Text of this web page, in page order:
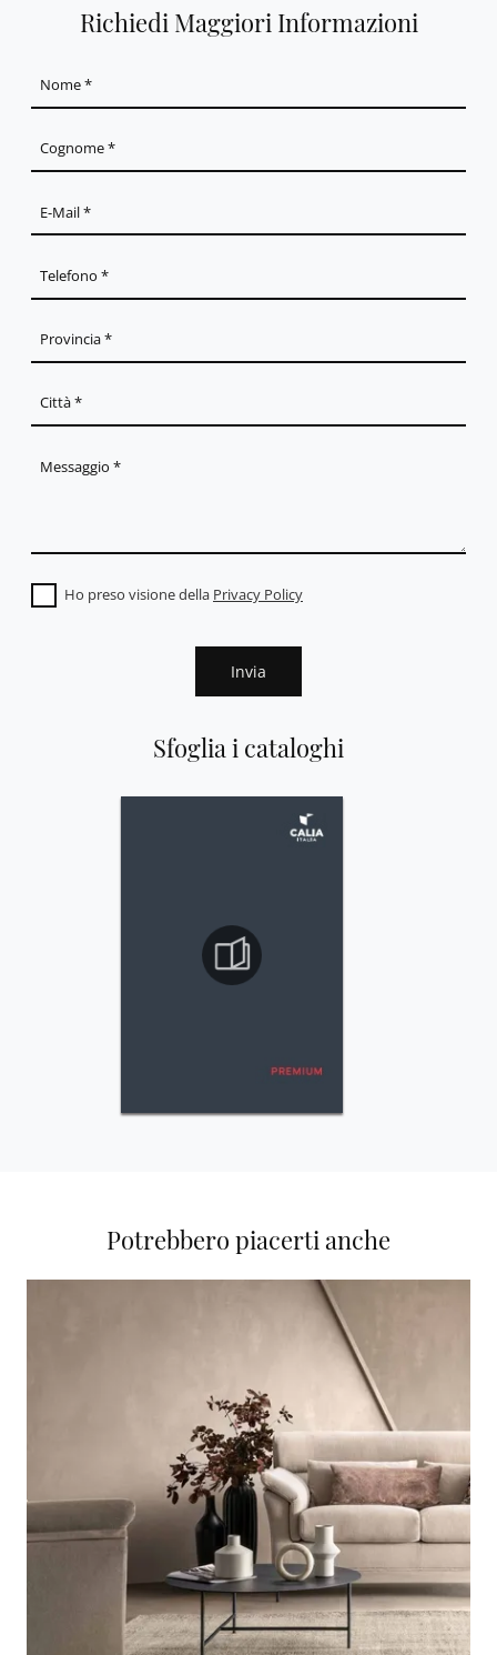
Sfoglia i cataloghi
Richiedi Maggiori Informazioni
Ho preso visione della Privacy Policy
Invia
Potrebbero piacerti anche